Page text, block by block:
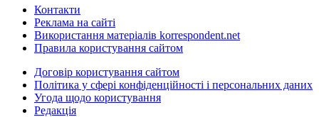
Контакти
Реклама на сайті
Використання матеріалів korrespondent.net
Правила користування сайтом
Договір користування сайтом
Політика у сфері конфіденційності і персональних даних
Угода щодо користування
Редакція